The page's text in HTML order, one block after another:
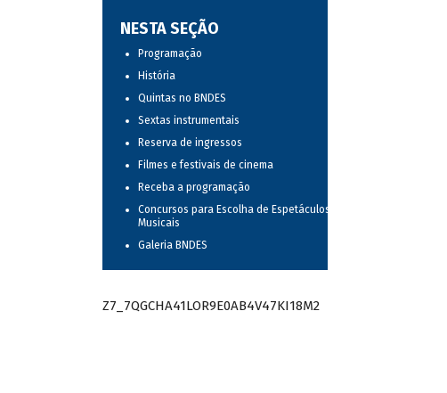
NESTA SEÇÃO
Programação
História
Quintas no BNDES
Sextas instrumentais
Reserva de ingressos
Filmes e festivais de cinema
Receba a programação
Concursos para Escolha de Espetáculos
Musicais
Galeria BNDES
Z7_7QGCHA41LOR9E0AB4V47KI18M2